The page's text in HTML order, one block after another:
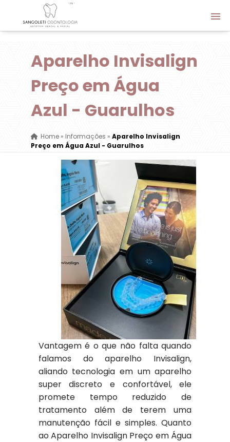
Aparelho Invisalign
Preço em Água
Azul - Guarulhos
Home» Informações » Aparelho Invisalign
Preço em Água Azul - Guarulhos
Vantagem é o que não falta quando
falamos do aparelho Invisalign,
aliando tecnologia em um aparelho
super discreto e confortável, ele
promete tempo reduzido de
tratamento além de terem uma
manutenção fácil e simples. Quanto
ao Aparelho Invisalign Preço em Água